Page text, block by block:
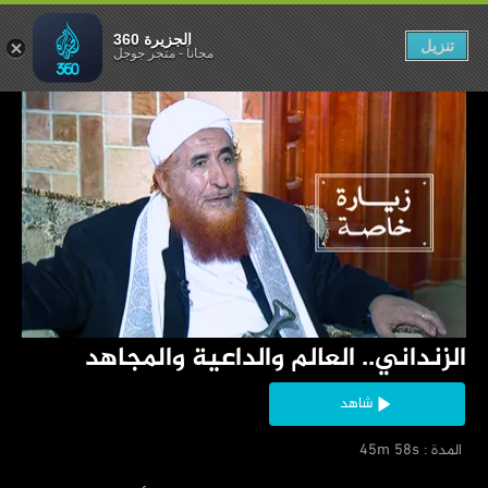
‏الزنداني.. العالم والداعية والمجاهد
شاهد
‏ المدة : 45m 58s
والمجاهد
الجزيرة 360
مجاناً-متجر جوجل تنزيل